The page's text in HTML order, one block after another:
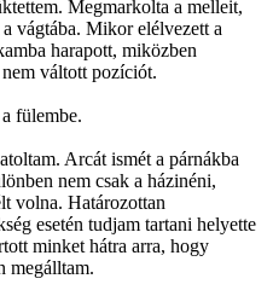
Megmarkolta a melleit,
vágtába. Mikor elélvezett a
harapott, miközben
váltott pozíciót.
fülembe.
Arcát ismét a párnákba
nem csak a házinéni,
volna. Határozottan
esetén tudjam tartani helyette
minket hátra arra, hogy
megálltam.